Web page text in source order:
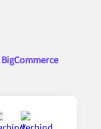
BigCommerce